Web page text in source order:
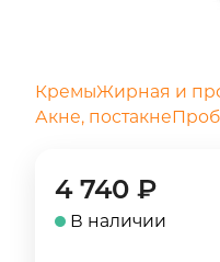
КремыЖирная и
Акне, постакне
4 740 ₽
В наличии